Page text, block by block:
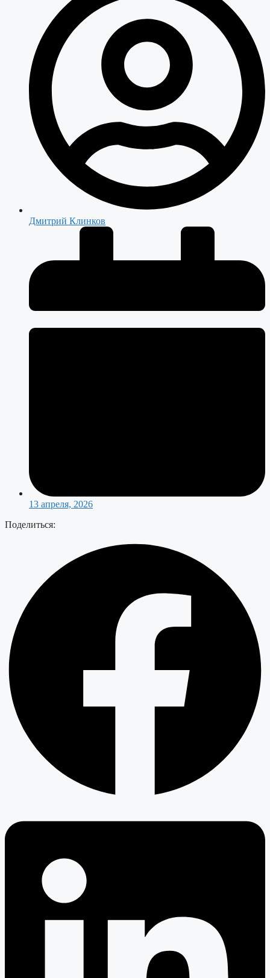
Дмитрий Клинков
13 апреля, 2026
Поделиться: